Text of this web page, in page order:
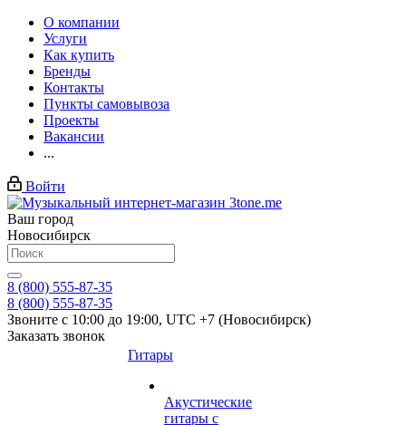
О компании
Услуги
Как купить
Бренды
Контакты
Пункты самовывоза
Проекты
Вакансии
...
Войти
Ваш город
Новосибирск
8 (800) 555-87-35
8 (800) 555-87-35
Звоните с 10:00 до 19:00, UTC +7 (Новосибирск)
Заказать звонок
Гитары
Акустические
гитары с